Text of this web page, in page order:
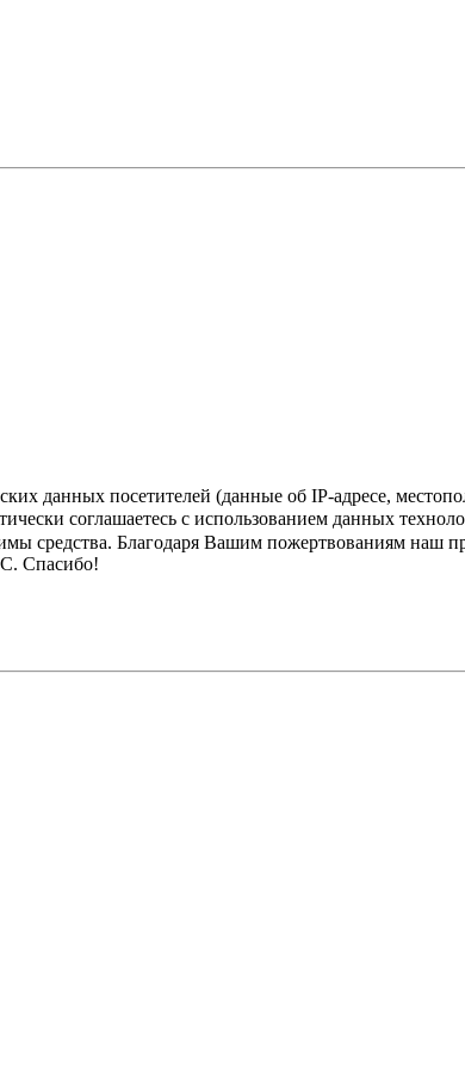
данных посетителей (данные об IP-адресе,
соглашаетесь с использованием данных
средства. Благодаря Вашим пожертвованиям наш
Спасибо!